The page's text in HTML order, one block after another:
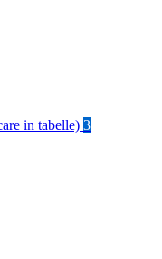
in tabelle) 3